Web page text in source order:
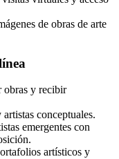
de obras de arte
obras y recibir
conceptuales.
emergentes con
artísticos y